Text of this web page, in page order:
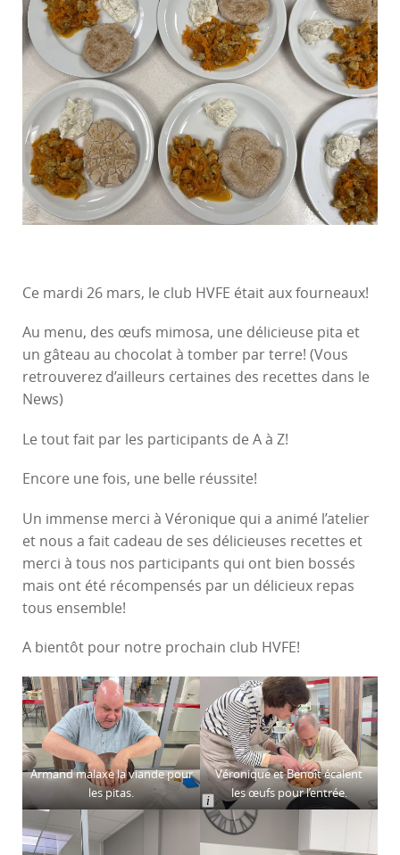
Ce mardi 26 mars, le club HVFE était aux fourneaux!
Au menu, des œufs mimosa, une délicieuse pita et
un gâteau au chocolat à tomber par terre! (Vous
retrouverez d’ailleurs certaines des recettes dans le
News)
Le tout fait par les participants de A à Z!
Encore une fois, une belle réussite!
Un immense merci à Véronique qui a animé l’atelier
et nous a fait cadeau de ses délicieuses recettes et
merci à tous nos participants qui ont bien bossés
mais ont été récompensés par un délicieux repas
tous ensemble!
A bientôt pour notre prochain club HVFE!
Armand malaxe la viande pour
les pitas.
L
o
n
Véronique et Benoît écalent
les œufs pour l’entrée.